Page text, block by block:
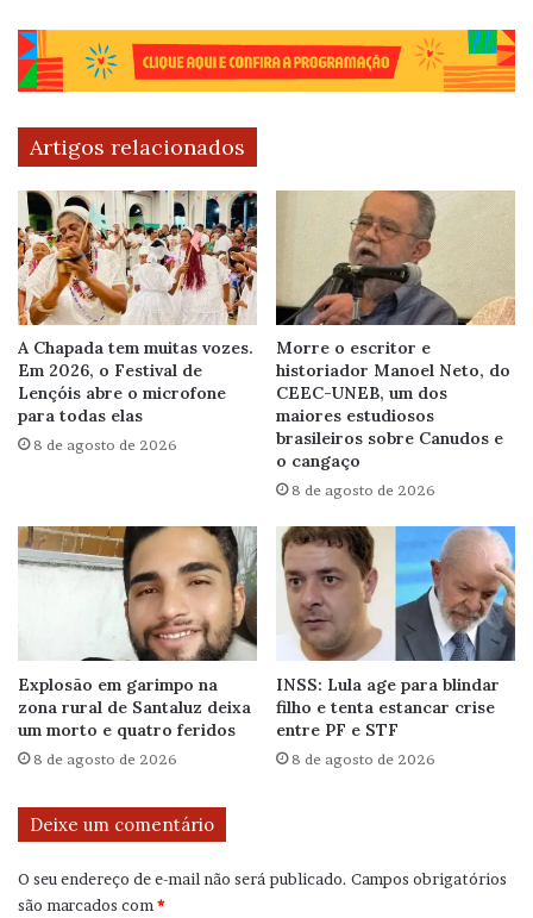
Artigos relacionados
A Chapada tem muitas vozes.
Em 2026, o Festival de
Lençóis abre o microfone
para todas elas
8 de agosto de 2026
Morre o escritor e
historiador Manoel Neto, do
CEEC-UNEB, um dos
maiores estudiosos
brasileiros sobre Canudos e
o cangaço
8 de agosto de 2026
Explosão em garimpo na
zona rural de Santaluz deixa
um morto e quatro feridos
8 de agosto de 2026
INSS: Lula age para blindar
filho e tenta estancar crise
entre PF e STF
8 de agosto de 2026
Deixe um comentário
O seu endereço de e-mail não será publicado. Campos obrigatórios
são marcados com *